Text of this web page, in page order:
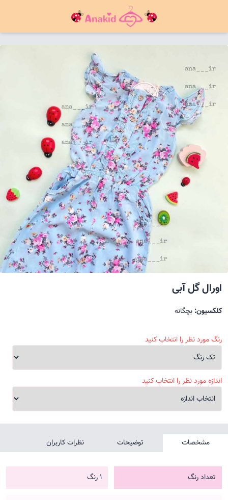
اورال گل آبی
کلکسیون: بچگانه
رنگ مورد نظر را انتخاب کنید
اندازه مورد نظر را انتخاب کنید
مشخصات توضیحات نظرات کاربران
تعداد رنگ 1 رنگ